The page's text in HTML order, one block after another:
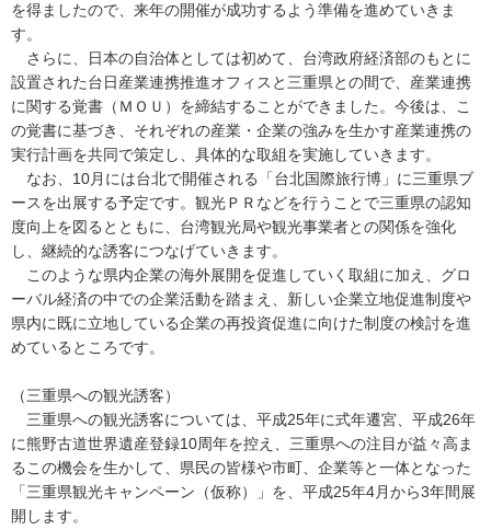
を得ましたので、来年の開催が成功するよう準備を進めていきま
す。
さらに、日本の自治体としては初めて、台湾政府経済部のもとに
設置された台日産業連携推進オフィスと三重県との間で、産業連携
に関する覚書（ＭＯＵ）を締結することができました。今後は、こ
の覚書に基づき、それぞれの産業・企業の強みを生かす産業連携の
実行計画を共同で策定し、具体的な取組を実施していきます。
なお、10月には台北で開催される「台北国際旅行博」に三重県ブ
ースを出展する予定です。観光ＰＲなどを行うことで三重県の認知
度向上を図るとともに、台湾観光局や観光事業者との関係を強化
し、継続的な誘客につなげていきます。
このような県内企業の海外展開を促進していく取組に加え、グロ
ーバル経済の中での企業活動を踏まえ、新しい企業立地促進制度や
県内に既に立地している企業の再投資促進に向けた制度の検討を進
めているところです。
（三重県への観光誘客）
三重県への観光誘客については、平成25年に式年遷宮、平成26年
に熊野古道世界遺産登録10周年を控え、三重県への注目が益々高ま
るこの機会を生かして、県民の皆様や市町、企業等と一体となった
「三重県観光キャンペーン（仮称）」を、平成25年4月から3年間展
開します。